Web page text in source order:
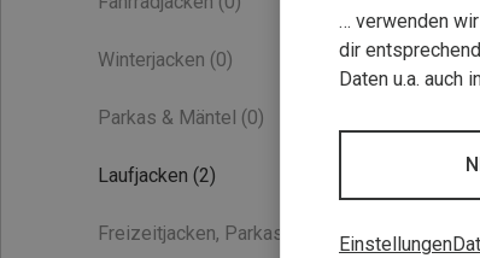
Winterjacken (0)
Parkas & Mäntel (0)
Laufjacken (2)
Freizeitjacken, Parkas
… verwenden
dir
Daten u.a. auch
Einstellungen